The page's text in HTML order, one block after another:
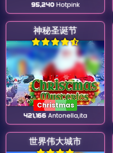
95,240 Hotpink
神秘圣诞节
Christmas
421,166 Antonella,ita
世界伟大城市